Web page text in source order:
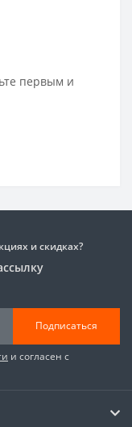
первым и
и скидках?
Подписаться
и согласен с